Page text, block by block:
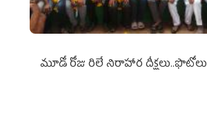
మూడో రోజు రిలే నిరాహార దీక్షలు..ఫొటోలు